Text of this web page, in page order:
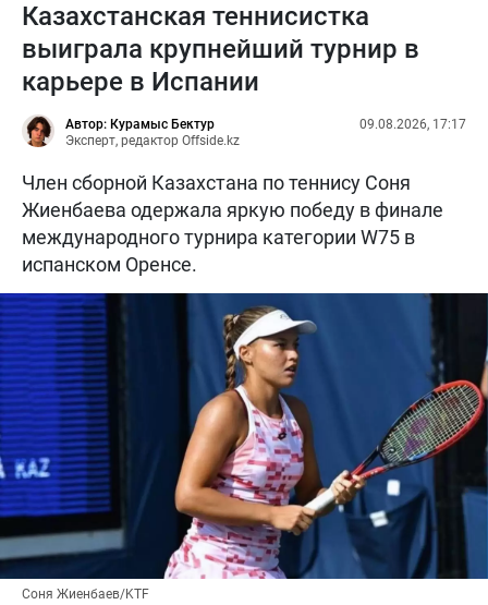
Казахстанская теннисистка
выиграла крупнейший турнир в
карьере в Испании
Автор: Курамыс Бектур
Эксперт, редактор Offside.kz
09.08.2026, 17:17
Член сборной Казахстана по теннису Соня
Жиенбаева одержала яркую победу в финале
международного турнира категории W75 в
испанском Оренсе.
Соня Жиенбаев/KTF